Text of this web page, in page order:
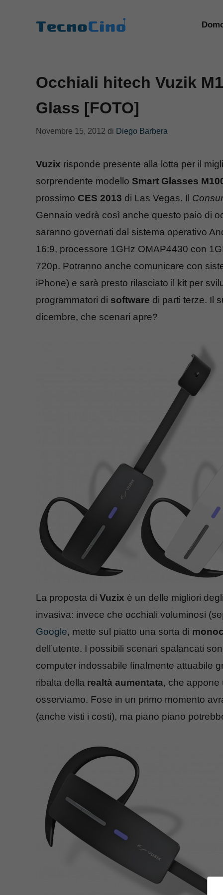
Occhiali hitech Vuzik
Glass [FOTO]
Novembre 15, 2012 di Diego Barbera
Vuzix risponde presente alla lotta per il
sorprendente modello Smart Glasses
prossimo CES 2013 di Las Vegas. Il
Gennaio vedrà così anche questo paio di
saranno governati dal sistema operativo
16:9, processore 1GHz OMAP4430 con
720p. Potranno anche comunicare con
iPhone) e sarà presto rilasciato il kit per
programmatori di software di parti terze. Il
dicembre, che scenari apre?
La proposta di Vuzix è un delle migliori
invasiva: invece che occhiali voluminosi
Google, mette sul piatto una sorta di
dell’utente. I possibili scenari spalancati
computer indossabile finalmente attuabile
ribalta della realtà aumentata, che appone
osserviamo. Fose in un primo momento
(anche visti i costi), ma piano piano